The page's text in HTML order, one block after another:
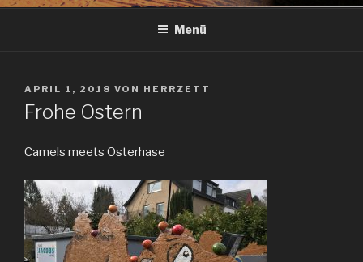
Menü
VERÖFFENTLICHT
AM
APRIL 1, 2018 VON HERRZETT
Frohe Ostern
Camels meets Osterhase